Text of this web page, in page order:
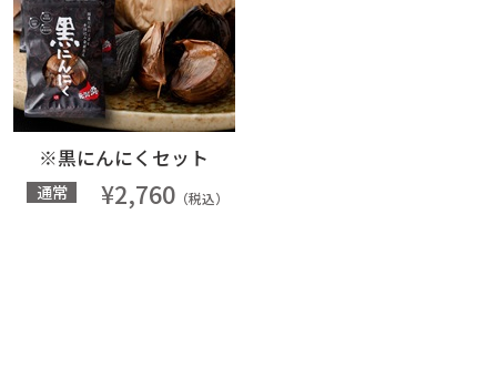
※黒にんにくセット
通常 ¥2,760 （税込）